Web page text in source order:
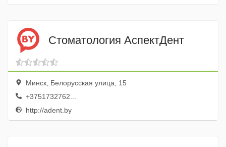
Стоматология АспектДент
Минск, Белорусская улица, 15
+3751732762...
http://adent.by